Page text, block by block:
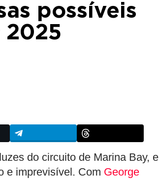
possíveis
2025
do circuito de Marina Bay, e
e imprevisível. Com George